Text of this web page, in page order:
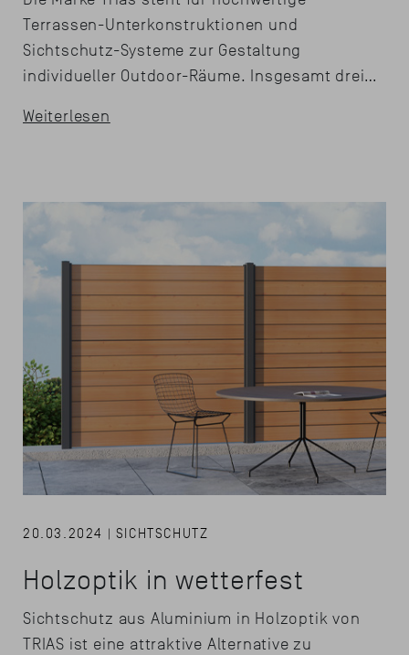
Terrassen-Unterkonstruktionen und
Sichtschutz-Systeme zur Gestaltung
individueller Outdoor-Räume. Insgesamt drei…
Weiterlesen
20.03.2024 | SICHTSCHUTZ
Holzoptik in wetterfest
Sichtschutz aus Aluminium in Holzoptik von
TRIAS ist eine attraktive Alternative zu